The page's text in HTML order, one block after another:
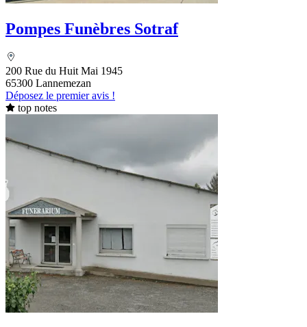
Pompes Funèbres Sotraf
200 Rue du Huit Mai 1945
65300 Lannemezan
Déposez le premier avis !
top notes